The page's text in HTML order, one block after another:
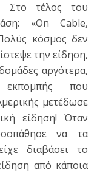
Στο τέλος του
«On Cable,
κόσμος δεν
την είδηση,
αργότερα,
εκπομπής που
μετέδωσε
είδηση! Όταν
να τα
διαβάσει το
από κάποια